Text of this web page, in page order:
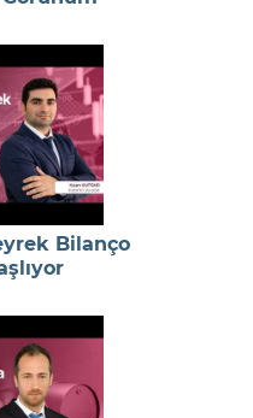
Bilanço